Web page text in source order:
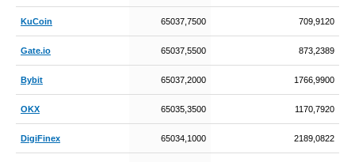
KuCoin 65037,7500 709,9120
Gate.io 65037,5500 873,2389
Bybit 65037,2000 1766,9900
OKX 65035,3500 1170,7920
DigiFinex 65034,1000 2189,0822